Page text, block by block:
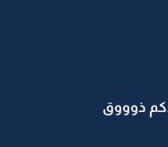
ذوووق